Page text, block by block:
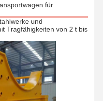
für
und
Tragfähigkeiten von 2 t bis